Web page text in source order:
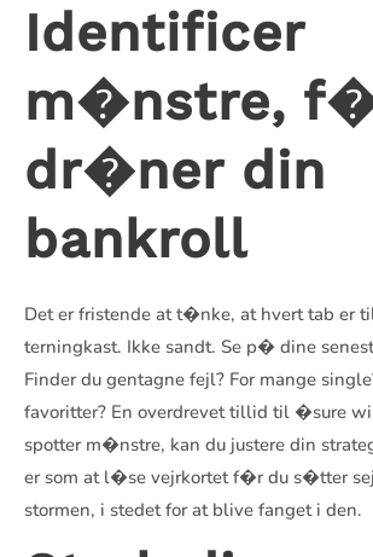
Identificer
m�nstre,
dr�ner din
bankroll
Det er fristende at t�nke, at hvert tab er
terningkast. Ikke sandt. Se p� dine
Finder du gentagne fejl? For mange
favoritter? En overdrevet tillid til �sure
spotter m�nstre, kan du justere din
er som at l�se vejrkortet f�r du s�tter
stormen, i stedet for at blive fanget i den.